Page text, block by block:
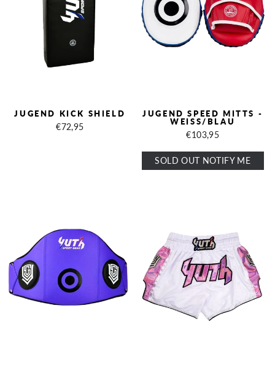
JUGEND KICK SHIELD
€72,95
JUGEND SPEED ​​MITTS -
WEISS/BLAU
€103,95
SOLD OUT NOTIFY ME